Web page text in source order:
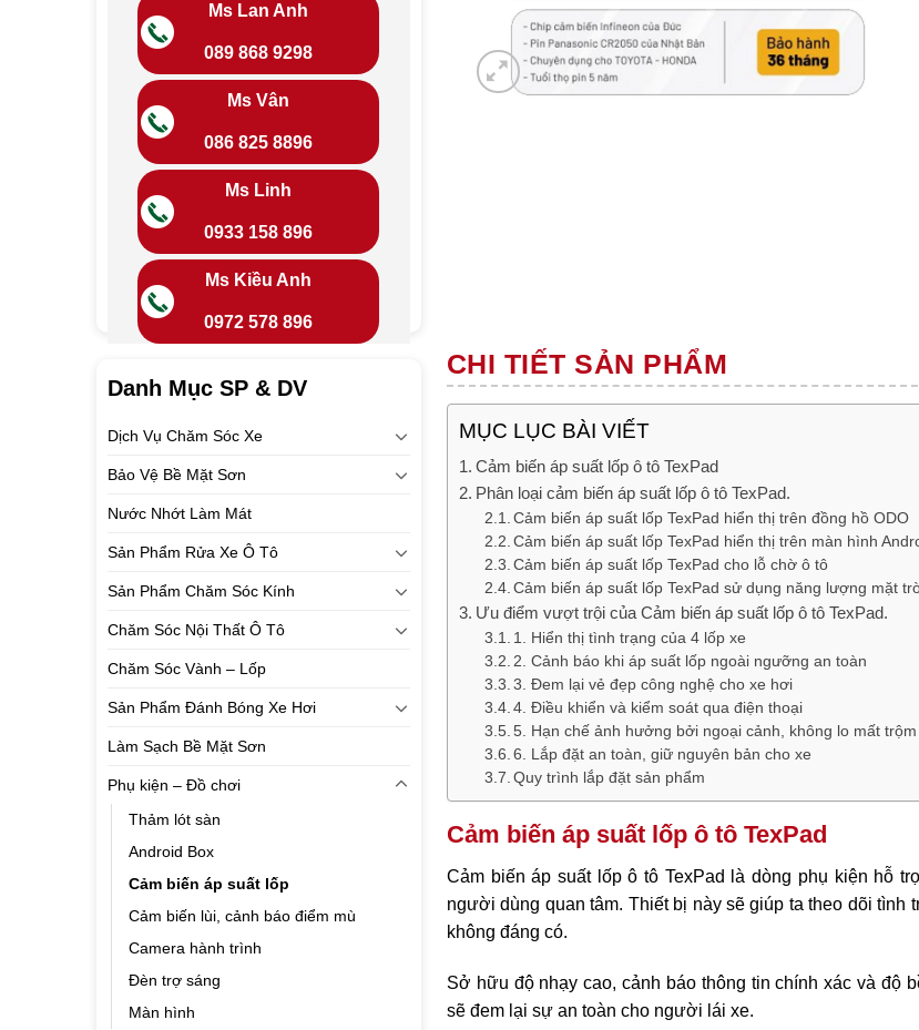
Ms Lan Anh
089 868 9298
Ms Vân
086 825 8896
Ms Linh
0933 158 896
Ms Kiều Anh
0972 578 896
Danh Mục SP & DV
Dịch Vụ Chăm Sóc Xe
Bảo Vệ Bề Mặt Sơn
Nước Nhớt Làm Mát
Sản Phẩm Rửa Xe Ô Tô
Sản Phẩm Chăm Sóc Kính
Chăm Sóc Nội Thất Ô Tô
Chăm Sóc Vành – Lốp
Sản Phẩm Đánh Bóng Xe Hơi
Làm Sạch Bề Mặt Sơn
Phụ kiện – Đồ chơi
Thảm lót sàn
Android Box
Cảm biến áp suất lốp
Cảm biến lùi, cảnh báo điểm mù
Camera hành trình
Đèn trợ sáng
Màn hình
CHI TIẾT SẢN PHẨM
MỤC LỤC BÀI VIẾT
Cảm biến áp suất lốp ô tô TexPad
Phân loại cảm biến áp suất lốp ô tô TexPad.
Cảm biến áp suất lốp TexPad hiển thị trên đồng hồ ODO
Cảm biến áp suất lốp TexPad hiển thị trên màn hình
Cảm biến áp suất lốp TexPad cho lỗ chờ ô tô
Cảm biến áp suất lốp TexPad sử dụng năng lượng mặt
Ưu điểm vượt trội của Cảm biến áp suất lốp ô tô TexPad.
1. Hiển thị tình trạng của 4 lốp xe
2. Cảnh báo khi áp suất lốp ngoài ngưỡng an toàn
3. Đem lại vẻ đẹp công nghệ cho xe hơi
4. Điều khiển và kiểm soát qua điện thoại
5. Hạn chế ảnh hưởng bởi ngoại cảnh, không lo mất trộm
6. Lắp đặt an toàn, giữ nguyên bản cho xe
Quy trình lắp đặt sản phẩm
Cảm biến áp suất lốp ô tô TexPad
Cảm biến áp suất lốp ô tô TexPad là dòng phụ kiện hỗ
người dùng quan tâm. Thiết bị này sẽ giúp ta theo dõi tình
không đáng có.
Sở hữu độ nhạy cao, cảnh báo thông tin chính xác và độ
sẽ đem lại sự an toàn cho người lái xe.